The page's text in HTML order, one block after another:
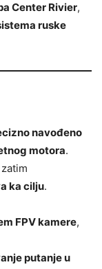
Center Rivier,
ruske
navođeno
motora.
zatim
ka cilju.
FPV kamere,
putanje u